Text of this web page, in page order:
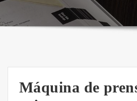
Máquina de